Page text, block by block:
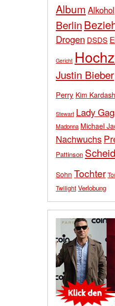
Album Alkohol
Berlin
Drogen DSDS
Gericht
Justin Bieber
Perry Kim
Stewart Lady
Madonna Michael
Nachwuchs
Pattinson
Sohn Tochter
Twilight Verlobung